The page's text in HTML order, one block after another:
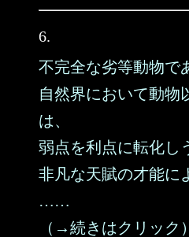
6.
不完全な劣等動物で
自然界において動物
は、
弱点を利点に転化し
非凡な天賦の才能に
……
（→続きはクリック）